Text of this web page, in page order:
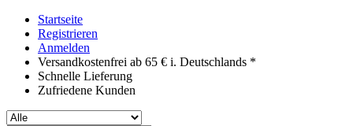
Startseite
Registrieren
Anmelden
Versandkostenfrei ab 65 € i. Deutschlands *
Schnelle Lieferung
Zufriedene Kunden